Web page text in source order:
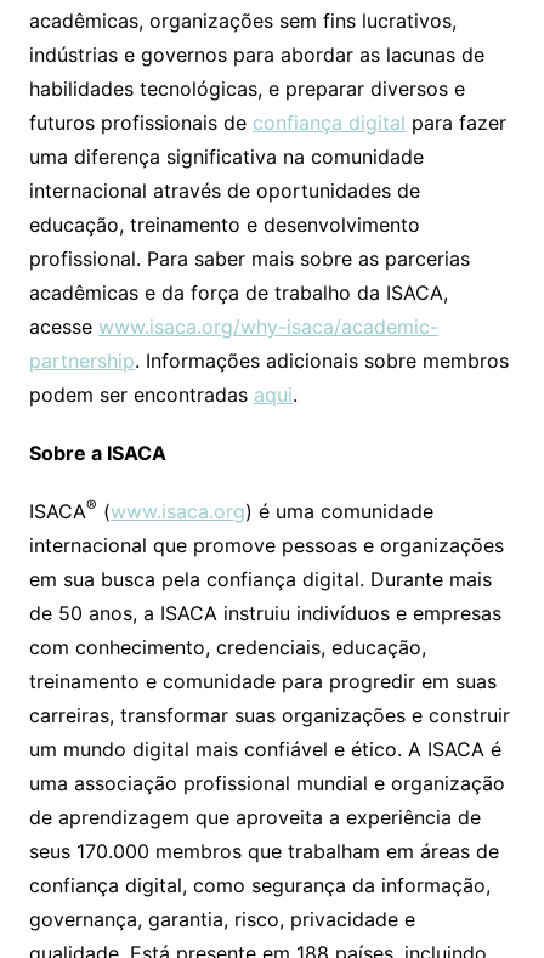
acadêmicas, organizações sem fins lucrativos,
indústrias e governos para abordar as lacunas de
habilidades tecnológicas, e preparar diversos e
futuros profissionais de confiança digital para fazer
uma diferença significativa na comunidade
internacional através de oportunidades de
educação, treinamento e desenvolvimento
profissional. Para saber mais sobre as parcerias
acadêmicas e da força de trabalho da ISACA,
acesse www.isaca.org/why-isaca/academic-
partnership. Informações adicionais sobre membros
podem ser encontradas aqui.
Sobre a ISACA
ISACA® (www.isaca.org) é uma comunidade
internacional que promove pessoas e organizações
em sua busca pela confiança digital. Durante mais
de 50 anos, a ISACA instruiu indivíduos e empresas
com conhecimento, credenciais, educação,
treinamento e comunidade para progredir em suas
carreiras, transformar suas organizações e construir
um mundo digital mais confiável e ético. A ISACA é
uma associação profissional mundial e organização
de aprendizagem que aproveita a experiência de
seus 170.000 membros que trabalham em áreas de
confiança digital, como segurança da informação,
governança, garantia, risco, privacidade e
qualidade. Está presente em 188 países, incluindo